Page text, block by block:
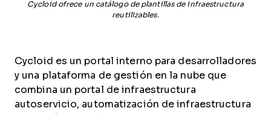
Cycloid ofrece un catálogo de plantillas de infraestructura
reutilizables.
Cycloid es un portal interno para desarrolladores
y una plataforma de gestión en la nube que
combina un portal de infraestructura
autoservicio, automatización de infraestructura